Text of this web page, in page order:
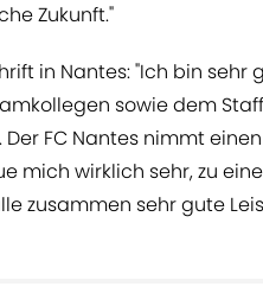
Zukunft."
in Nantes: "Ich bin sehr
sowie dem
FC Nantes nimmt
mich wirklich sehr, zu
zusammen sehr gute